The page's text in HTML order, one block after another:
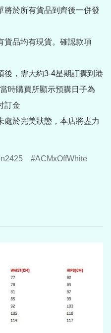
將於所有貨品到齊後一併發
貨品均有現貨。確認款項
後，需大約3-4星期訂購到港
時購買所顯示預購日子為
訂金
處於完美狀態，本店將盡力
ACMxOffWhite